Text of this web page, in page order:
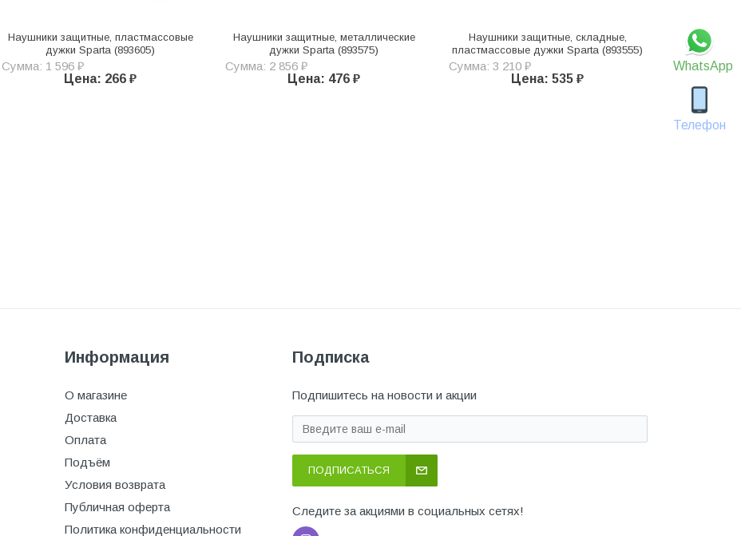
WhatsApp
Телефон
Наушники защитные, пластмассовые
дужки Sparta (893605)
Сумма: 1 596 ₽
Цена: 266 ₽
Наушники защитные, металлические
дужки Sparta (893575)
Сумма: 2 856 ₽
Цена: 476 ₽
Наушники защитные, складные,
пластмассовые дужки Sparta (893555)
Сумма: 3 210 ₽
Цена: 535 ₽
Информация
О магазине
Доставка
Оплата
Подъём
Условия возврата
Публичная оферта
Политика конфиденциальности
Подписка
Подпишитесь на новости и акции
ПОДПИСАТЬСЯ
Следите за акциями в социальных сетях!